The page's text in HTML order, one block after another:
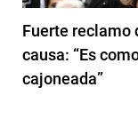
Fuerte reclamo
causa: “Es
cajoneada”